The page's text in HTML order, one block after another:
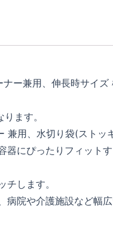
ー兼用、伸長時サイ
ます。
用、水切り袋(ストッ
にぴったりフィット
します。
院や介護施設など幅広